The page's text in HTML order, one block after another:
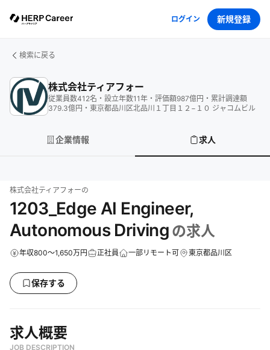
ログイン 新規登録
検索に戻る
株式会社ティアフォー
従業員数412名 ・ 設立年数11年 ・ 評価額987億円 ・ 累計調達額
379.3億円 ・ 東京都品川区北品川１丁目１２−１０ ジャコムビル
企業情報 求人
株式会社ティアフォーの
1203_Edge AI Engineer,
Autonomous Driving の求人
年収800～1,650万円 正社員 一部リモート可 東京都品川区
保存する
求人概要
JOB DESCRIPTION